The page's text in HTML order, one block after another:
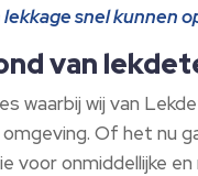
lekkage snel kunnen
van
waarbij wij van
Of het nu
voor onmiddellijke